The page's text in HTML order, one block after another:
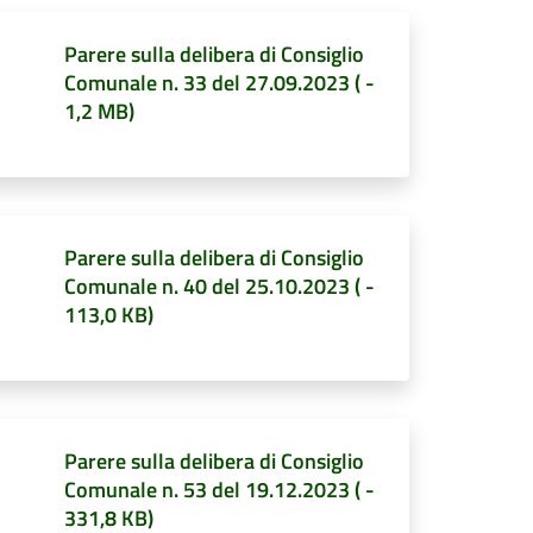
Parere sulla delibera di Consiglio
Comunale n. 33 del 27.09.2023(-
1,2 MB)
Parere sulla delibera di Consiglio
Comunale n. 40 del 25.10.2023(-
113,0 KB)
Parere sulla delibera di Consiglio
Comunale n. 53 del 19.12.2023(-
331,8 KB)